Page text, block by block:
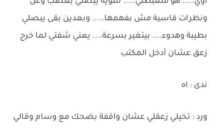
ونظرات قاسية مش بفهمها..... وبعدين بقى يبصلي
بطيبة وهدوء.... بيتغير بسرعة.... يعني شفتي لما خرج
زعق عشان أدخل المكتب
ندى : اه
ورد : تخيلي زعقلي عشان واقفة بضحك مع وسام وقالي